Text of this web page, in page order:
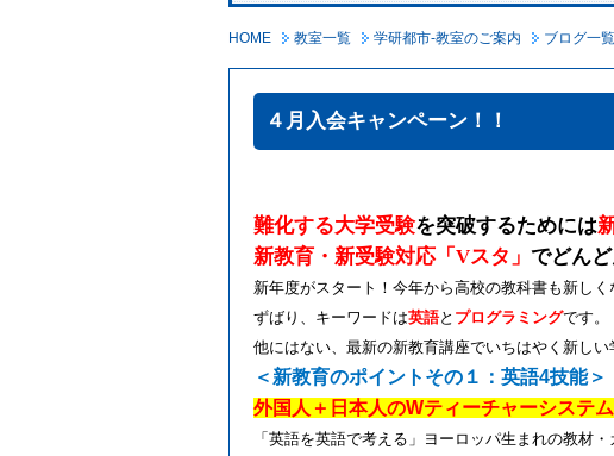
HOME 教室一覧 学研都市-教室のご案内 ブログ一覧
４月入会キャンペーン！！
難化する大学受験を突破するためには
新教育・新受験対応「 Vスタ」 でどんど
新年度がスタート！今年から高校の教科書も新しく
ずばり、キーワードは英語と プログラミングです。
他にはない、最新の新教育講座でいちはやく新しい
＜新教育のポイントその１：英語4技能＞
外国人＋日本人のWティーチャーシステ
「英語を英語で考える」ヨーロッパ生まれの教材